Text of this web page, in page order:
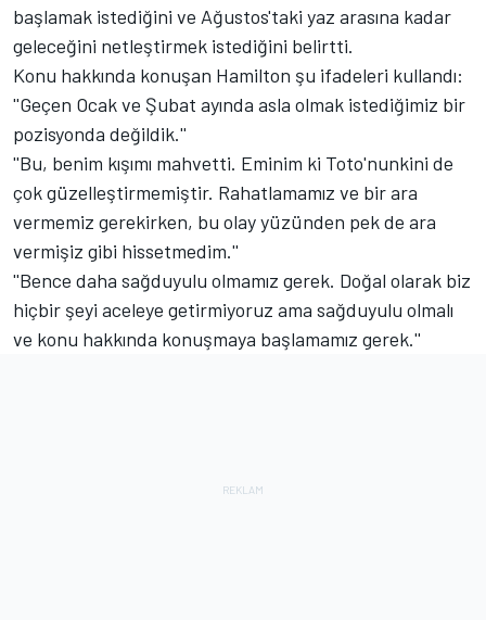
başlamak istediğini ve Ağustos'taki yaz arasına kadar
geleceğini netleştirmek istediğini belirtti.
Konu hakkında konuşan Hamilton şu ifadeleri kullandı:
''Geçen Ocak ve Şubat ayında asla olmak istediğimiz bir
pozisyonda değildik.''
''Bu, benim kışımı mahvetti. Eminim ki Toto'nunkini de
çok güzelleştirmemiştir. Rahatlamamız ve bir ara
vermemiz gerekirken, bu olay yüzünden pek de ara
vermişiz gibi hissetmedim.''
''Bence daha sağduyulu olmamız gerek. Doğal olarak biz
hiçbir şeyi aceleye getirmiyoruz ama sağduyulu olmalı
ve konu hakkında konuşmaya başlamamız gerek.''